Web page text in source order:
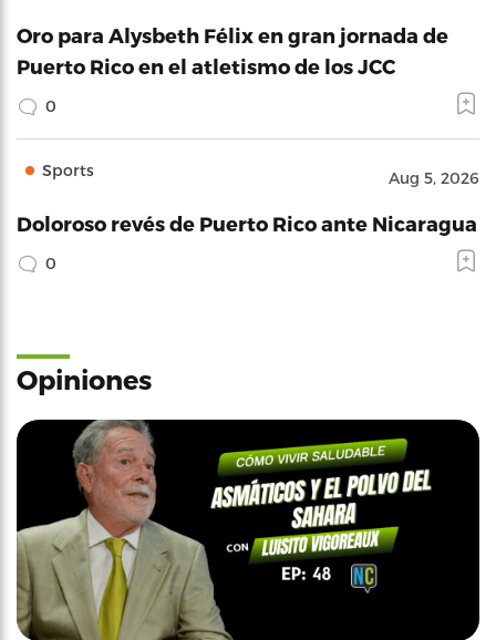
Oro para Alysbeth Félix en gran jornada de
Puerto Rico en el atletismo de los JCC
0
Sports Aug 5, 2026
Doloroso revés de Puerto Rico ante Nicaragua
0
Opiniones